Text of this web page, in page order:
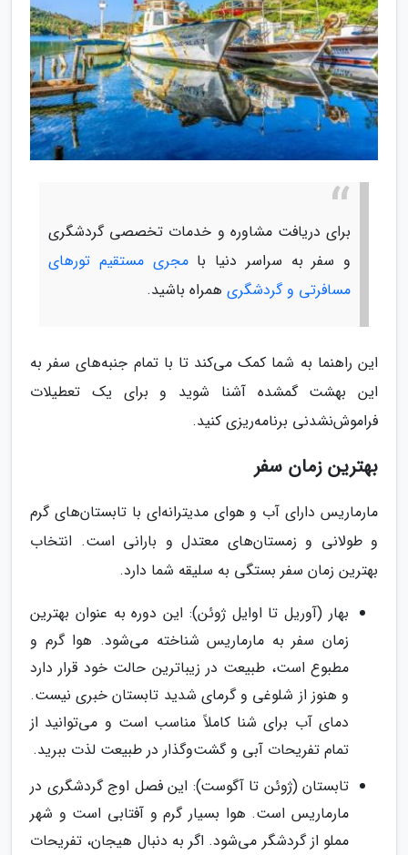
برای دریافت مشاوره و خدمات تخصصی گردشگری
و سفر به سراسر دنیا بامجری مستقیم تورهای
مسافرتی و گردشگری همراه باشید.
این راهنما به شما کمک می‌کند تا با تمام جنبه‌های سفر به
این بهشت گمشده آشنا شوید و برای یک تعطیلات
فراموش‌نشدنی برنامه‌ریزی کنید.
بهترین زمان سفر
مارماریس دارای آب و هوای مدیترانه‌ای با تابستان‌های گرم
و طولانی و زمستان‌های معتدل و بارانی است. انتخاب
بهترین زمان سفر بستگی به سلیقه شما دارد.
بهار (آوریل تا اوایل ژوئن): این دوره به عنوان بهترین
زمان سفر به مارماریس شناخته می‌شود. هوا گرم و
مطبوع است، طبیعت در زیباترین حالت خود قرار دارد
و هنوز از شلوغی و گرمای شدید تابستان خبری نیست.
دمای آب برای شنا کاملاً مناسب است و می‌توانید از
تمام تفریحات آبی و گشت‌وگذار در طبیعت لذت ببرید.
تابستان (ژوئن تا آگوست): این فصل اوج گردشگری در
مارماریس است. هوا بسیار گرم و آفتابی است و شهر
مملو از گردشگر می‌شود. اگر به دنبال هیجان، تفریحات